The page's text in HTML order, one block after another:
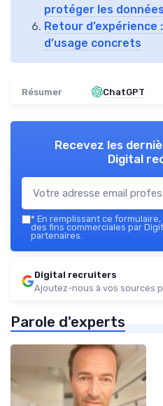
protéger les données
Retour
d’usage concrets
Résumer ChatGPT
Recevez les
Digital
* En remplissant ce formulaire,
des fins commerciales par
partenaires.
Digital recruiters
Ajoutez-nous à vos sources
Parole d'experts